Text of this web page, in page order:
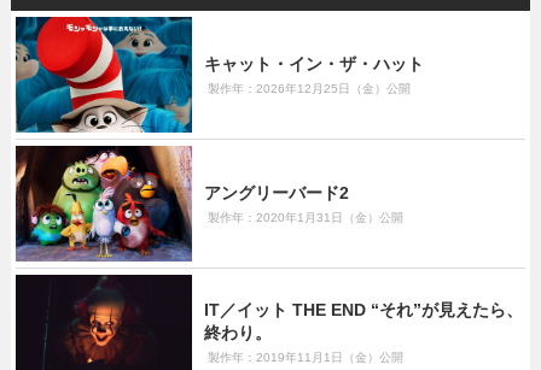
キャット・イン・ザ・ハット
製作年：2026年12月25日（金）公開
アングリーバード2
製作年：2020年1月31日（金）公開
IT／イット THE END “それ”が見えたら、
終わり。
製作年：2019年11月1日（金）公開